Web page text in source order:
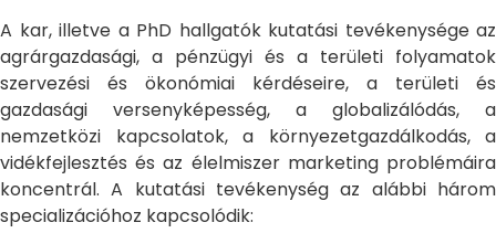
A kar, illetve a PhD hallgatók kutatási tevékenysége az
agrárgazdasági, a pénzügyi és a területi folyamatok
szervezési és ökonómiai kérdéseire, a területi és
gazdasági versenyképesség, a globalizálódás, a
nemzetközi kapcsolatok, a környezetgazdálkodás, a
vidékfejlesztés és az élelmiszer marketing problémáira
koncentrál. A kutatási tevékenység az alábbi három
specializációhoz kapcsolódik: